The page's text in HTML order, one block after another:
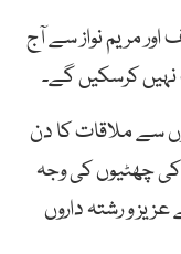
اور مریم نواز سے آج
نہیں کرسکیں گے۔
سے ملاقات کا دن
چھٹیوں کی وجہ
و رشتہ داروں